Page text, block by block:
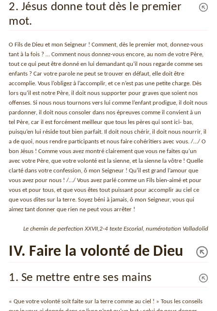
2. Jésus donne tout dès le premier
mot.
O Fils de Dieu et mon Seigneur ! Comment, dès le premier mot, donnez-vous
tant à la fois ? … Comment nous donnez-vous encore, au nom de votre Père,
tout ce qui peut être donné en lui demandant qu’il nous regarde comme ses
enfants ? Car votre parole ne peut se trouver en défaut, elle doit être
accomplie. Vous l’obligez à l’accomplir, et ce n’est pas une petite charge. Dès
lors qu’il est notre Père, il doit nous supporter pour graves que soient nos
offenses. Si nous nous tournons vers lui comme l’enfant prodigue, il doit nous
pardonner, il doit nous consoler dans nos épreuves comme il convient à un
tel Père, car il est forcément meilleur que tous les pères qui sont ici- bas,
puisqu’en lui réside tout bien parfait. Il doit nous chérir, il doit nous nourrir, il
a de quoi, nous rendre participants et nous faire cohéritiers avec vous. /…/ O
bon Jésus ! Comme vous avez montré clairement que vous ne faites qu’un
avec votre Père, que votre volonté est la sienne, et la sienne la vôtre ! Quelle
clarté dans votre confession, ô mon Seigneur ! Qu’il est grand l’amour que
vous avez pour nous ! /…/ Vous avez parlé comme un Fils bien-aimé et pour
vous et pour tous, et que vous êtes tout puissant pour accomplir au ciel ce
que vous dites sur la terre. Soyez béni à jamais, ô mon Seigneur, vous qui
aimez tant donner que rien ne peut vous arrêter !
Le chemin de perfection XXVII,2-4 texte Escorial, numérotation Valladolid
IV. Faire la volonté de Dieu
1. Se mettre entre ses mains
« Que votre volonté soit faite sur la terre comme au ciel ! » Tous les conseils